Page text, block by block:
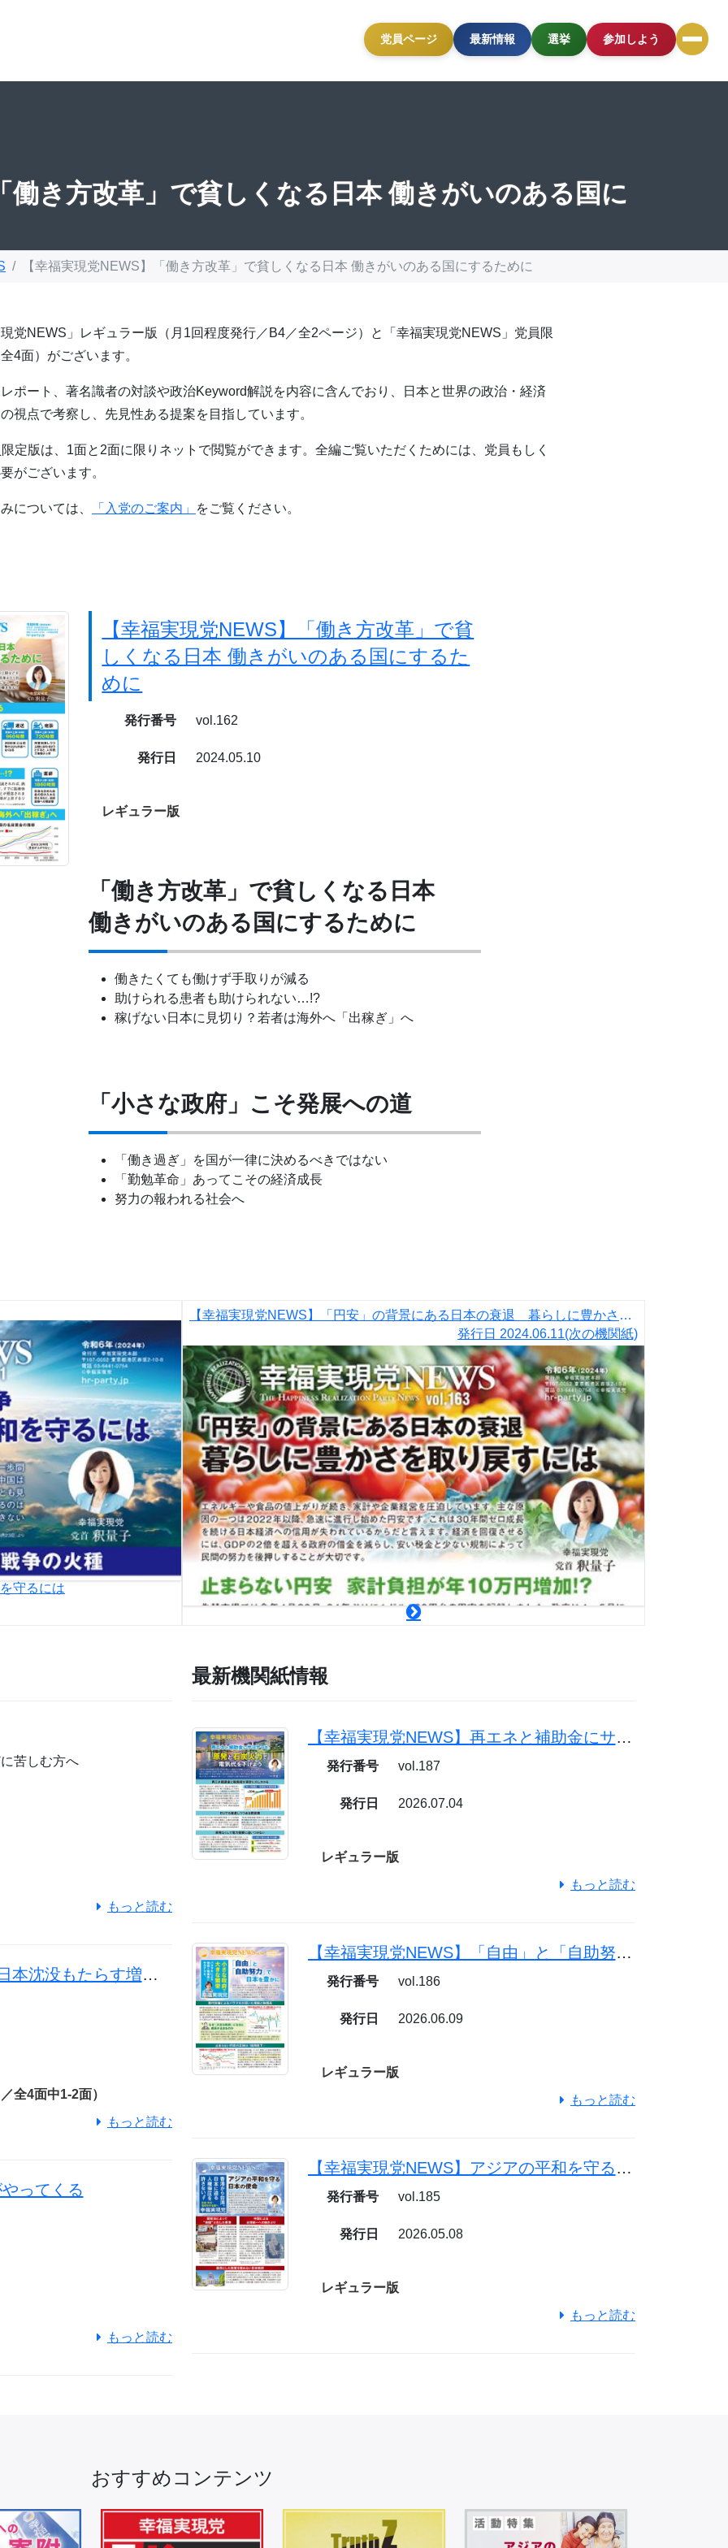
党員ページ 最新情報 選挙 参加しよう
働き方改革」で貧しくなる日本 働きがいのある国に
【幸福実現党NEWS】「働き方改革」で貧しくなる日本 働きがいのある国にするために
党NEWS」レギュラー版（月1回程度発行／B4／全2ページ）と「幸福実現党NEWS」党員限
4面）がございます。
ポート、著名識者の対談や政治Keyword解説を内容に含んでおり、日本と世界の政治・経済
視点で考察し、先見性ある提案を目指しています。
定版は、1面と2面に限りネットで閲覧ができます。全編ご覧いただくためには、党員もしく
がございます。
については、 「入党のご案内」 をご覧ください。
【幸福実現党NEWS】「働き方改革」で貧
しくなる日本 働きがいのある国にするた
めに
発行番号 vol.162
発行日 2024.05.10
レギュラー版
「働き方改革」で貧しくなる日本
働きがいのある国にするために
働きたくても働けず手取りが減る
助けられる患者も助けられない…!?
稼げない日本に見切り？若者は海外へ「出稼ぎ」へ
「小さな政府」こそ発展への道
「働き過ぎ」を国が一律に決めるべきではない
「勤勉革命」あってこその経済成長
努力の報われる社会へ
守るには
【幸福実現党NEWS】「円安」の背景にある日本の衰退 暮らしに豊かさを取り戻すには
発行日 2024.06.11(次の機関紙)
苦しむ方へ
もっと読む
国民不在の消費増税 日本沈没もたらす増税は撤回を
全4面中1-2面）
もっと読む
ってくる
もっと読む
最新機関紙情報
【幸福実現党NEWS】再エネと補助金にサヨナラを。原発と石炭火力で電気代を下げよう
発行番号 vol.187
発行日 2026.07.04
レギュラー版
もっと読む
【幸福実現党NEWS】「自由」と「自助努力」で日本を豊かに
発行番号 vol.186
発行日 2026.06.09
レギュラー版
もっと読む
【幸福実現党NEWS】アジアの平和を守る日本の使命
発行番号 vol.185
発行日 2026.05.08
レギュラー版
もっと読む
おすすめコンテンツ